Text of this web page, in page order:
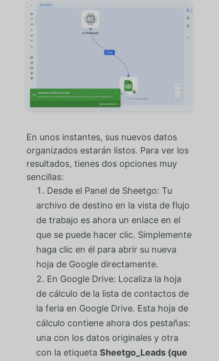
En unos instantes, sus nuevos datos
organizados estarán listos. Para ver los
resultados, tienes dos opciones muy
sencillas:
Desde el Panel de Sheetgo: Tu
archivo de destino en la vista de flujo
de trabajo es ahora un enlace en el
que se puede hacer clic. Simplemente
haga clic en él para abrir su nueva
hoja de Google directamente.
En Google Drive: Localiza la hoja
de cálculo de la lista de contactos de
la feria en Google Drive. Esta hoja de
cálculo contiene ahora dos pestañas:
una con los datos originales y otra
con la etiqueta Sheetgo_Leads (que